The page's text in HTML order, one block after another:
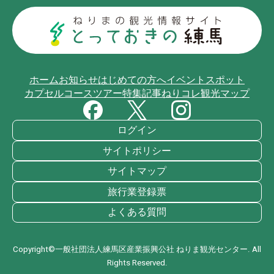
ホームお知らせはじめての方へイベントスポット
カプセルコースツアー特集記事ねりコレ観光マップ
ログイン
サイトポリシー
サイトマップ
旅行業登録票
よくある質問
Copyright©一般社団法人練馬区産業振興公社 ねりま観光センター. All
Rights Reserved.